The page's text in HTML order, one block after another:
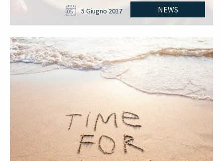
NEWS
05 5 Giugno 2017